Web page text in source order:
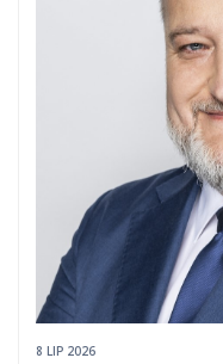
8 LIP 2026